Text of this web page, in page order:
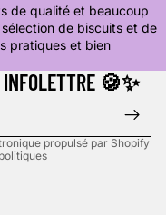
de qualité et beaucoup
de biscuits et de
pratiques et bien
INFOLETTRE 🍪✨
propulsé par Shopify